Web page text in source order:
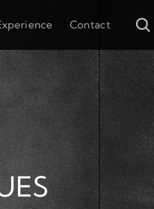
Contact